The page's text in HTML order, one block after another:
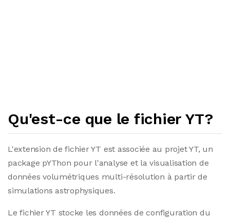
Qu'est-ce que le fichier YT?
L'extension de fichier YT est associée au projet YT, un
package pYThon pour l'analyse et la visualisation de
données volumétriques multi-résolution à partir de
simulations astrophysiques.
Le fichier YT stocke les données de configuration du